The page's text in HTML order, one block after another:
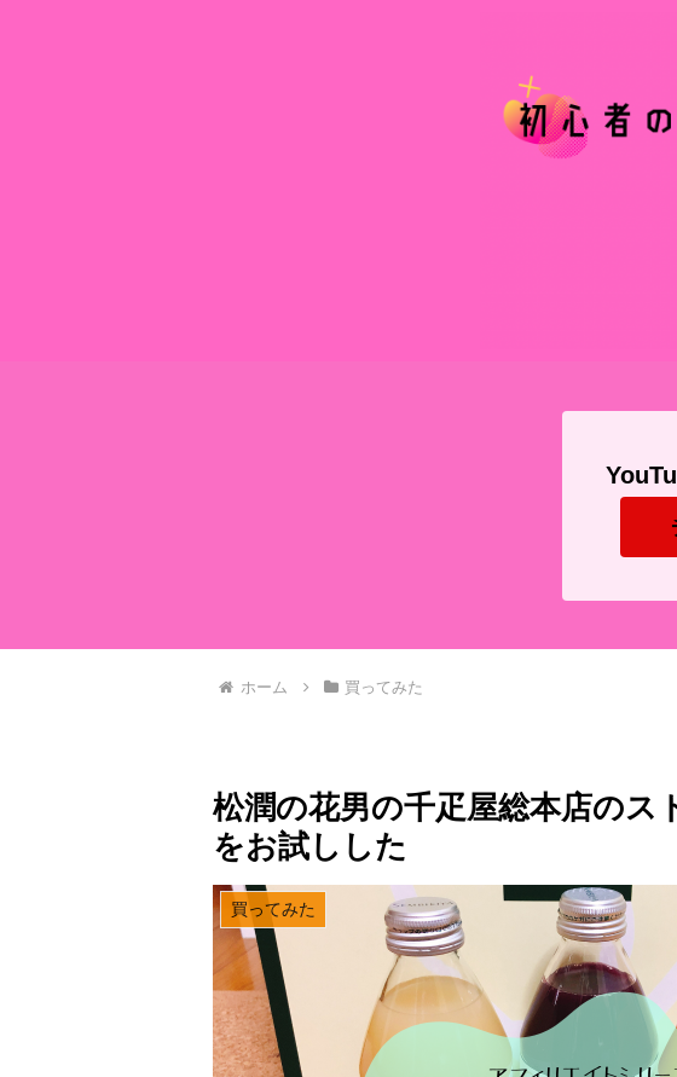
ホーム 買ってみた
松潤の花男の千疋屋総本店のス
をお試しした
買ってみた